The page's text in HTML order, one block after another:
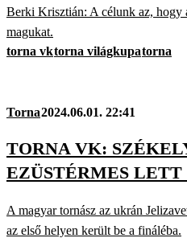
Berki Krisztián: A célunk az, hogy
magukat.
torna vktorna világkupatorna
Torna2024.06.01. 22:41
TORNA VK:
EZÜSTÉRMES
A magyar tornász az ukrán
az első helyen került be a fináléba.